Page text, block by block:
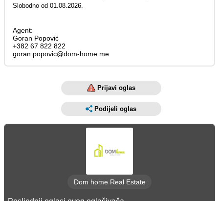
Slobodno od 01.08.2026.
Agent:
Goran Popović
+382 67 822 822
goran.popovic@dom-home.me
Prijavi oglas
Podijeli oglas
Dom home Real Estate